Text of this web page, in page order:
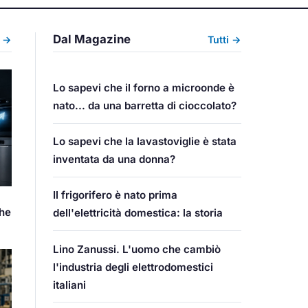
→ Dal Magazine Tutti →
Lo sapevi che il forno a microonde è
nato... da una barretta di cioccolato?
Lo sapevi che la lavastoviglie è stata
inventata da una donna?
Il frigorifero è nato prima
dell'elettricità domestica: la storia
Lino Zanussi. L'uomo che cambiò
l'industria degli elettrodomestici
italiani